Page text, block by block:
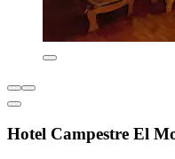
Hotel Campestre El